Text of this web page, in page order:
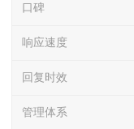
口碑
响应速度
回复时效
管理体系